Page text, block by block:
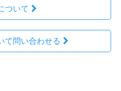
ついて
て問い合わせる